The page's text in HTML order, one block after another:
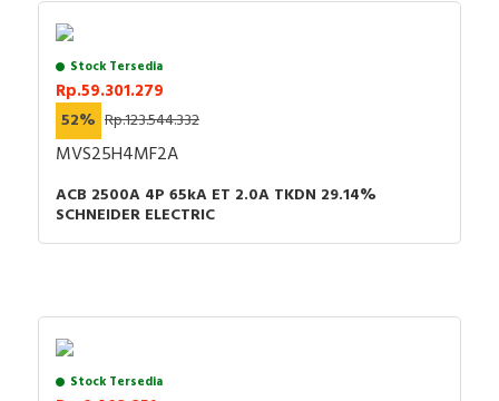
Stock Tersedia
Rp.59.301.279
52% Rp.123.544.332
MVS25H4MF2A
ACB 2500A 4P 65kA ET 2.0A TKDN 29.14%
SCHNEIDER ELECTRIC
Stock Tersedia